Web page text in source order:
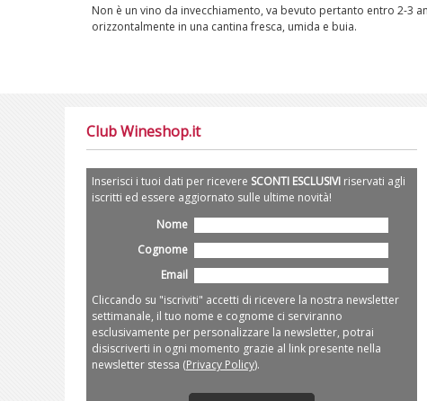
Non è un vino da invecchiamento, va bevuto pertanto entro 2-3
orizzontalmente in una cantina fresca, umida e buia.
Club Wineshop.it
Inserisci i tuoi dati per ricevere SCONTI ESCLUSIVIriservati agli
iscritti ed essere aggiornato sulle ultime novità!
Nome
Cognome
Email
Cliccando su "iscriviti" accetti di ricevere la nostra newsletter
settimanale, il tuo nome e cognome ci serviranno
esclusivamente per personalizzare la newsletter, potrai
disiscriverti in ogni momento grazie al link presente nella
newsletter stessa (Privacy Policy).